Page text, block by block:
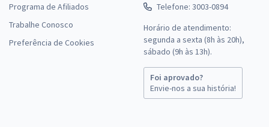
Programa de Afiliados
Trabalhe Conosco
Preferência de Cookies
Telefone: 3003-0894
Horário de atendimento:
segunda a sexta (8h às 20h),
sábado (9h às 13h).
Foi aprovado?
Envie-nos a sua história!